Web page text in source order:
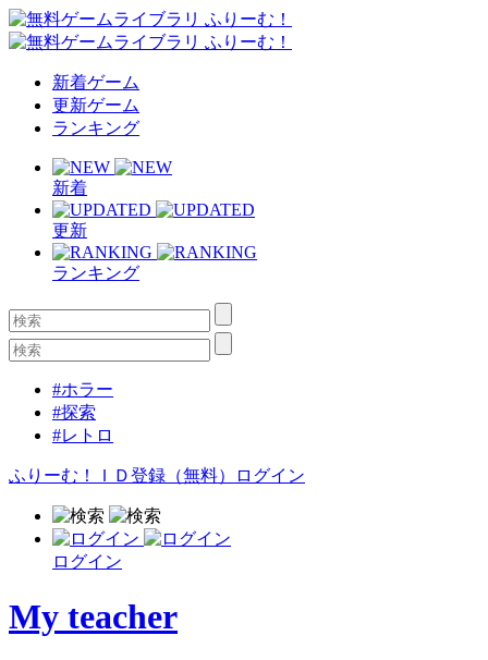
新着ゲーム
更新ゲーム
ランキング
新着
更新
ランキング
#ホラー
#探索
#レトロ
ふりーむ！ＩＤ登録（無料） ログイン
ログイン
My teacher